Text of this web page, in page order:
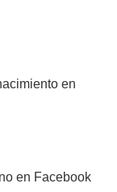
en
en Facebook